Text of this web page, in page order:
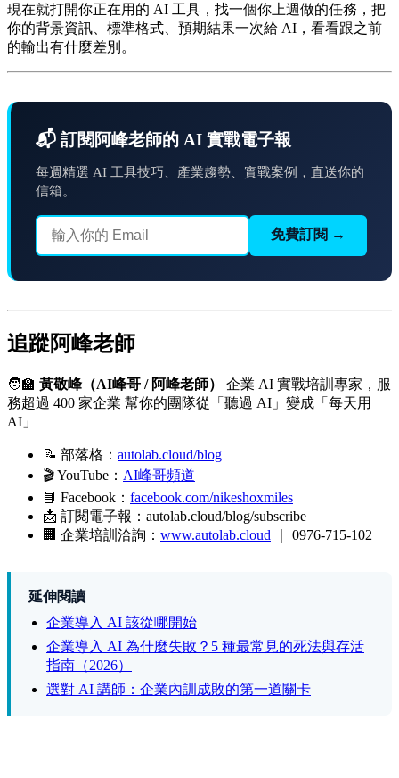
現在就打開你正在用的 AI 工具，找一個你上週做的任務，把
你的背景資訊、標準格式、預期結果一次給 AI，看看跟之前
的輸出有什麼差別。
📬 訂閱阿峰老師的 AI 實戰電子報
每週精選 AI 工具技巧、產業趨勢、實戰案例，直送你的
信箱。
免費訂閱 →
追蹤阿峰老師
🧑‍🏫 黃敬峰（AI峰哥 / 阿峰老師）
企業 AI 實戰培訓專家，服
務超過 400 家企業 幫你的團隊從「聽過 AI」變成「每天用
AI」
📝 部落格： autolab.cloud/blog
🎬 YouTube： AI峰哥頻道
📘 Facebook： facebook.com/nikeshoxmiles
📩 訂閱電子報：autolab.cloud/blog/subscribe
🏢 企業培訓洽詢： www.autolab.cloud ｜ 0976-715-102
延伸閱讀
企業導入 AI 該從哪開始
企業導入 AI 為什麼失敗？5 種最常見的死法與存活
指南（2026）
選對 AI 講師：企業內訓成敗的第一道關卡